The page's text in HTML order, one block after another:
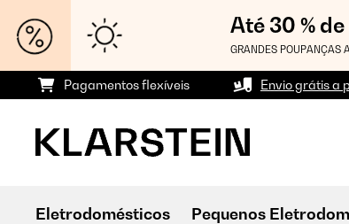
Até 30 %
GRANDES POUPANÇAS
Pagamentos flexíveis Envio grátis a
Eletrodomésticos Pequenos